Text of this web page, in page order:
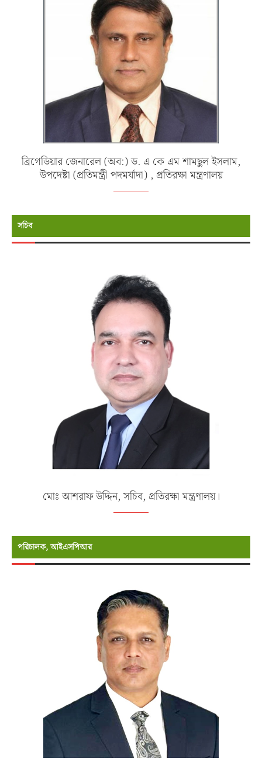
ব্রিগেডিয়ার জেনারেল (অব:) ড. এ কে এম শামছুল ইসলাম,
উপদেষ্টা (প্রতিমন্ত্রী পদমর্যাদা) , প্রতিরক্ষা মন্ত্রণালয়
সচিব
মোঃ আশরাফ উদ্দিন, সচিব, প্রতিরক্ষা মন্ত্রণালয়।
পরিচালক, আইএসপিআর